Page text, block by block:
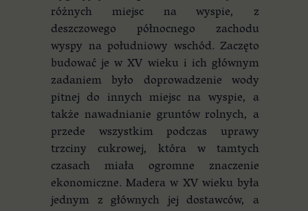
różnych miejsc na wyspie, z
deszczowego północnego zachodu
wyspy na południowy wschód. Zaczęto
budować je w XV wieku i ich głównym
zadaniem było doprowadzenie wody
pitnej do innych miejsc na wyspie, a
także nawadnianie gruntów rolnych, a
przede wszystkim podczas uprawy
trzciny cukrowej, która w tamtych
czasach miała ogromne znaczenie
ekonomiczne. Madera w XV wieku była
jednym z głównych jej dostawców, a